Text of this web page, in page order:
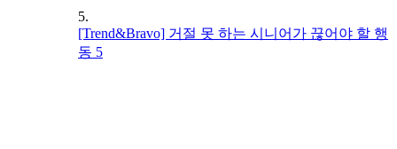
5.
[Trend&Bravo] 거절 못 하는 시니어가 끊어야 할 행
동 5